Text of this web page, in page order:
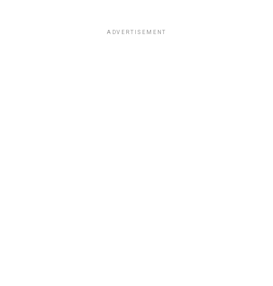
ADVERTISEMENT